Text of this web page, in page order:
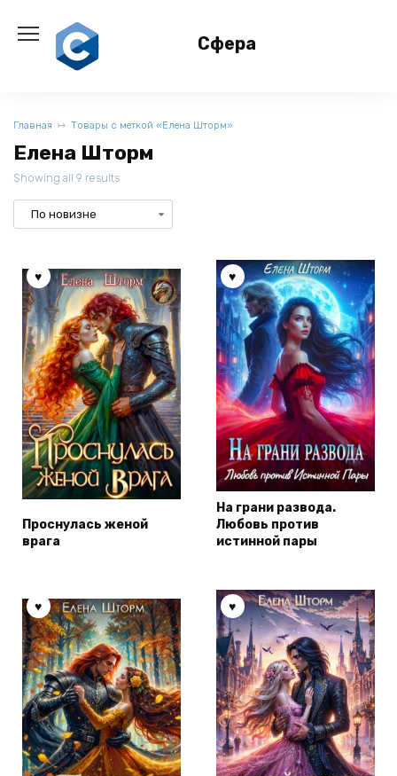
содержанию
Сфера
Главная Товары с меткой «Елена Шторм»
Елена Шторм
Showing all 9 results
Проснулась женой
врага
На грани развода.
Любовь против
истинной пары